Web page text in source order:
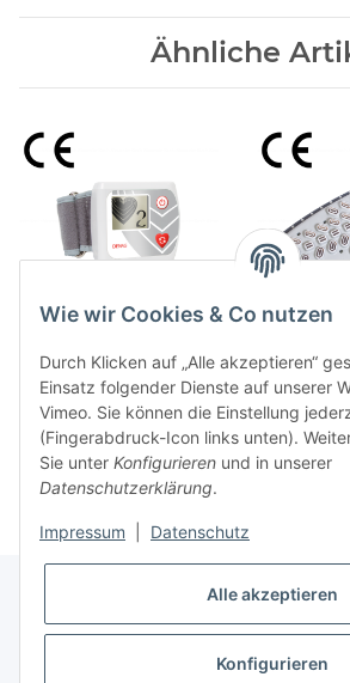
Ähnliche
by Alexander Karch
129,00 €*
Alter
Informationen
Wie wir Cookies & Co nutzen
Durch Klicken auf „Alle akzeptieren“
Einsatz folgender Dienste auf unserer
Vimeo. Sie können die Einstellung
(Fingerabdruck-Icon links unten).
Sie unter Konfigurieren und in unserer
Datenschutzerklärung.
Impressum Datenschutz
Alle akzeptieren
Konfigurieren